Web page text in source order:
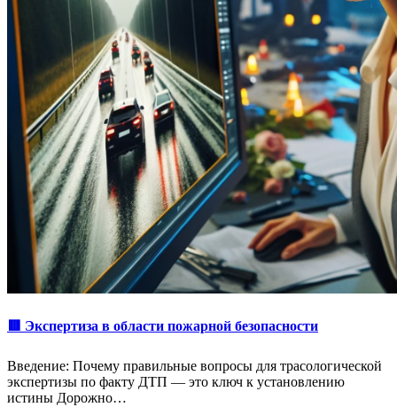
🟥 Экспертиза в области пожарной безопасности
Введение: Почему правильные вопросы для трасологической
экспертизы по факту ДТП — это ключ к установлению
истины Дорожно…